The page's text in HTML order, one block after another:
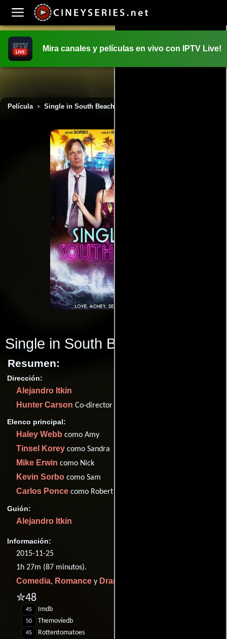
Mira canales y películas en vivo con IPTV Live!
Película > Single in South Beach (2015)
Single in South Beach
Resumen:
Dirección:
Alejandro Itkin
Hunter Carson Co-director
Elenco principal:
Haley Webb como Amy
Tinsel Korey como Sandra
Mike Erwin como Nick
Kevin Sorbo como Sam
Carlos Ponce como Robert
Guión:
Alejandro Itkin
Información:
2015-11-25
1h 27m (87 minutos).
Comedia, Romance y Drama
✮48
45 Imdb
50 Themoviedb
45 Rottentomatoes